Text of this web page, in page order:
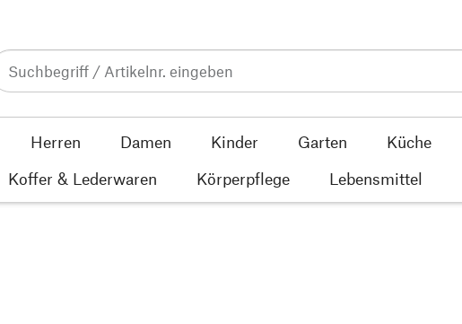
Herren Damen Kinder Garten Küche
Koffer & Lederwaren Körperpflege Lebensmittel